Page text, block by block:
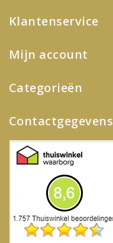
Klantenservice
Mijn account
Categorieën
Contactgegevens